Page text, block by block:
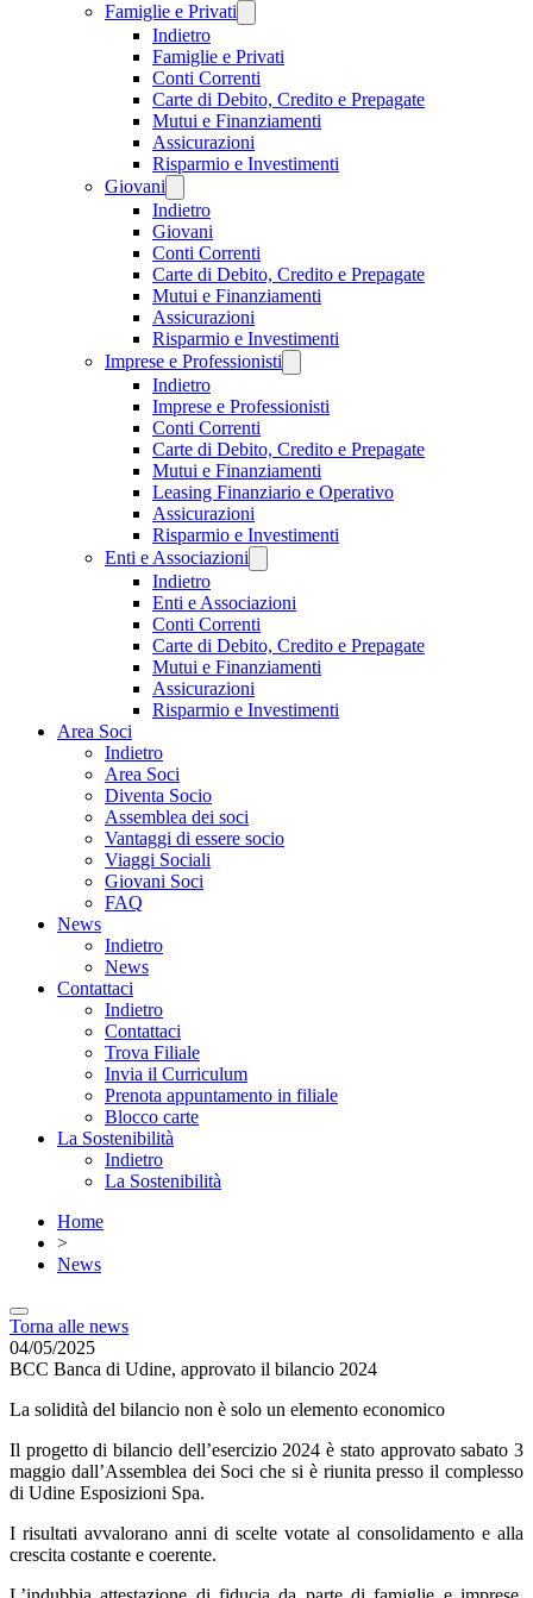
Famiglie e Privati
Indietro
Famiglie e Privati
Conti Correnti
Carte di Debito, Credito e Prepagate
Mutui e Finanziamenti
Assicurazioni
Risparmio e Investimenti
Giovani
Indietro
Giovani
Conti Correnti
Carte di Debito, Credito e Prepagate
Mutui e Finanziamenti
Assicurazioni
Risparmio e Investimenti
Imprese e Professionisti
Indietro
Imprese e Professionisti
Conti Correnti
Carte di Debito, Credito e Prepagate
Mutui e Finanziamenti
Leasing Finanziario e Operativo
Assicurazioni
Risparmio e Investimenti
Enti e Associazioni
Indietro
Enti e Associazioni
Conti Correnti
Carte di Debito, Credito e Prepagate
Mutui e Finanziamenti
Assicurazioni
Risparmio e Investimenti
Area Soci
Indietro
Area Soci
Diventa Socio
Assemblea dei soci
Vantaggi di essere socio
Viaggi Sociali
Giovani Soci
FAQ
News
Indietro
News
Contattaci
Indietro
Contattaci
Trova Filiale
Invia il Curriculum
Prenota appuntamento in filiale
Blocco carte
La Sostenibilità
Indietro
La Sostenibilità
Home
>
News
Torna alle news
04/05/2025
BCC Banca di Udine, approvato il bilancio 2024
La solidità del bilancio non è solo un elemento economico
Il progetto di bilancio dell’esercizio 2024 è stato approvato sabato 3
maggio dall’Assemblea dei Soci che si è riunita presso il complesso
di Udine Esposizioni Spa.
I risultati avvalorano anni di scelte votate al consolidamento e alla
crescita costante e coerente.